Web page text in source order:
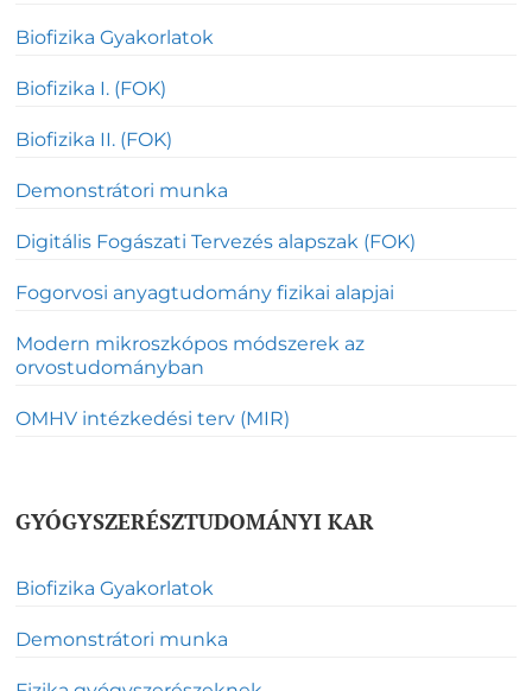
Biofizika Gyakorlatok
Biofizika I. (FOK)
Biofizika II. (FOK)
Demonstrátori munka
Digitális Fogászati Tervezés alapszak (FOK)
Fogorvosi anyagtudomány fizikai alapjai
Modern mikroszkópos módszerek az
orvostudományban
OMHV intézkedési terv (MIR)
GYÓGYSZERÉSZTUDOMÁNYI KAR
Biofizika Gyakorlatok
Demonstrátori munka